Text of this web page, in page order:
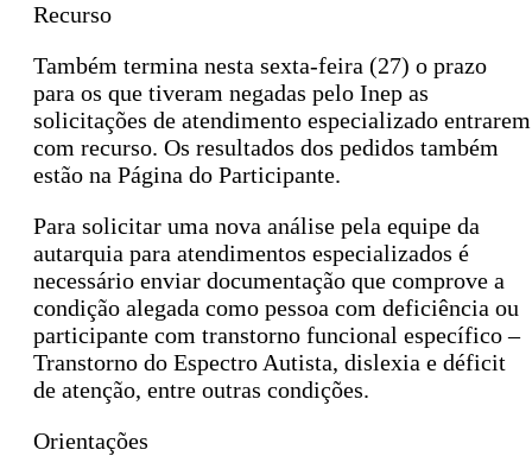
Recurso
Também termina nesta sexta-feira (27) o prazo
para os que tiveram negadas pelo Inep as
solicitações de atendimento especializado entrarem
com recurso. Os resultados dos pedidos também
estão na Página do Participante.
Para solicitar uma nova análise pela equipe da
autarquia para atendimentos especializados é
necessário enviar documentação que comprove a
condição alegada como pessoa com deficiência ou
participante com transtorno funcional específico –
Transtorno do Espectro Autista, dislexia e déficit
de atenção, entre outras condições.
Orientações